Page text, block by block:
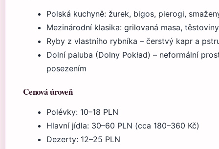
Polská kuchyně: žurek, bigos, pierogi,
Mezinárodní klasika: grilovaná masa,
Ryby z vlastního rybníka – čerstvý kapr a
Dolní paluba (Dolny Pokład) – neformální
posezením
Cenová úroveň
Polévky: 10–18 PLN
Hlavní jídla: 30–60 PLN (cca 180–360 Kč)
Dezerty: 12–25 PLN